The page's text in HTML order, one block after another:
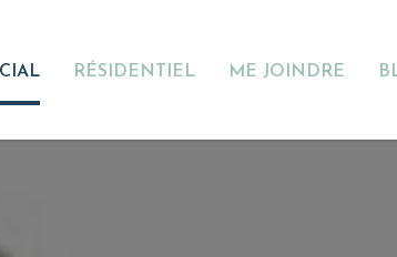
RÉSIDENTIEL ME JOINDRE